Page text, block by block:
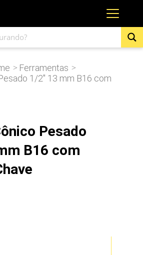
> Ferramentas >
1/2″ 13 mm B16 com
Pesado
B16 com